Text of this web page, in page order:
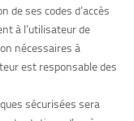
de ses codes d’accès
à l’utilisateur de
nécessaires à
est responsable des
sécurisées sera